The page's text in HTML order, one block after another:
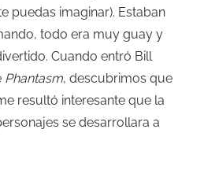
puedas imaginar). Estaban
todo era muy guay y
Cuando entró Bill
Phantasm, descubrimos que
resultó interesante que la
se desarrollara a